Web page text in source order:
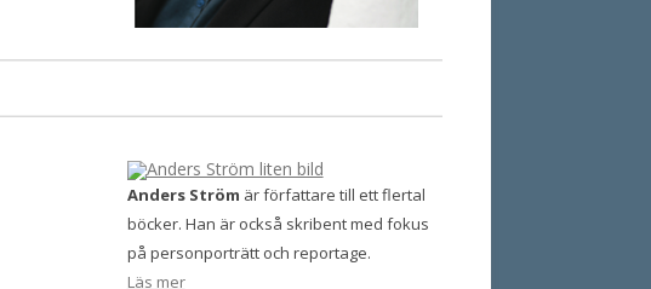
Anders Ström är författare till ett flertal
böcker. Han är också skribent med fokus
på personporträtt och reportage.
Läs mer